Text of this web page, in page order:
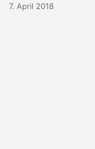
7. April 2018